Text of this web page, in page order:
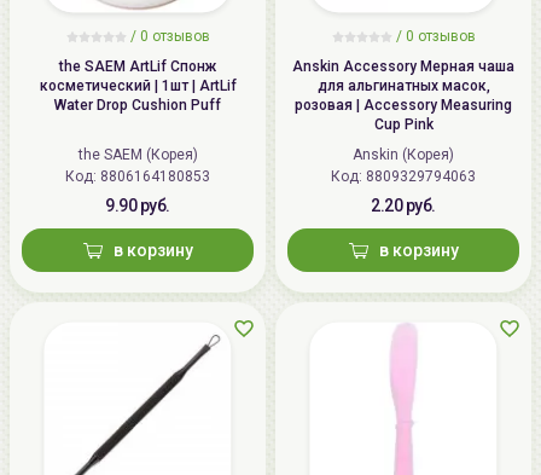
/ 0 отзывов
the SAEM ArtLif Спонж
косметический | 1шт | ArtLif
Water Drop Cushion Puff
the SAEM (Корея)
Код: 8806164180853
9.90 руб.
в корзину
/ 0 отзывов
Anskin Accessory Мерная чаша
для альгинатных масок,
розовая | Accessory Measuring
Cup Pink
Anskin (Корея)
Код: 8809329794063
2.20 руб.
в корзину